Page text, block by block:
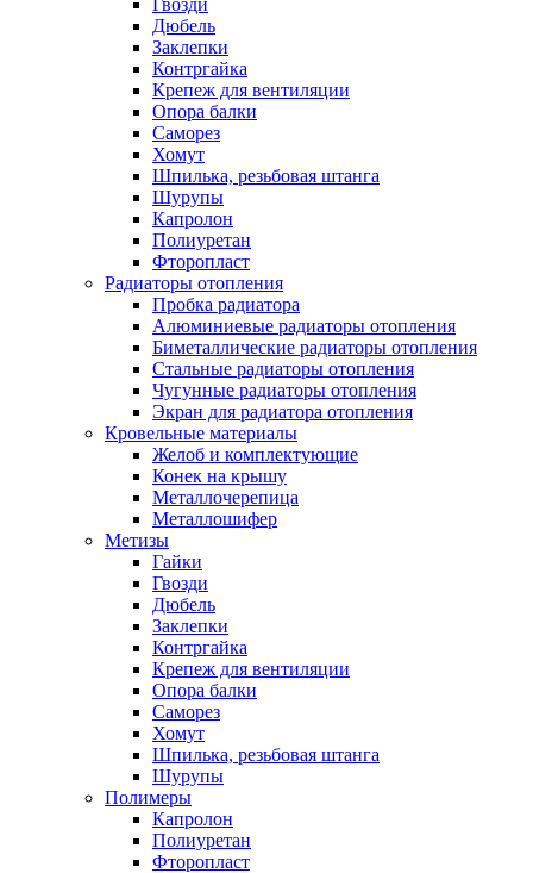
Гвозди
Дюбель
Заклепки
Контргайка
Крепеж для вентиляции
Опора балки
Саморез
Хомут
Шпилька, резьбовая штанга
Шурупы
Капролон
Полиуретан
Фторопласт
Радиаторы отопления
Пробка радиатора
Алюминиевые радиаторы отопления
Биметаллические радиаторы отопления
Стальные радиаторы отопления
Чугунные радиаторы отопления
Экран для радиатора отопления
Кровельные материалы
Желоб и комплектующие
Конек на крышу
Металлочерепица
Металлошифер
Метизы
Гайки
Гвозди
Дюбель
Заклепки
Контргайка
Крепеж для вентиляции
Опора балки
Саморез
Хомут
Шпилька, резьбовая штанга
Шурупы
Полимеры
Капролон
Полиуретан
Фторопласт